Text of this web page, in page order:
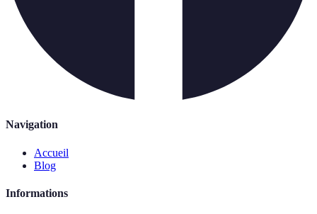
Navigation
Accueil
Blog
Informations